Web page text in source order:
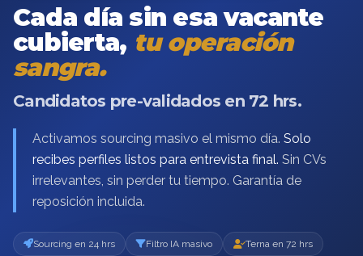
Cada día sin esa vacante
cubierta, tu operación
sangra.
Candidatos pre-validados en 72 hrs.
Activamos sourcing masivo el mismo día. Solo
recibes perfiles listos para entrevista final. Sin CVs
irrelevantes, sin perder tu tiempo. Garantía de
reposición incluida.
Sourcing en 24 hrs Filtro IA masivo Terna en 72 hrs